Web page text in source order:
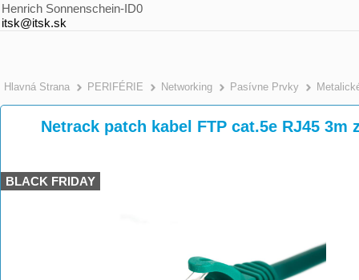
Henrich Sonnenschein-ID0
itsk@itsk.sk
Hlavná Strana >
PERIFÉRIE >
Networking >
Pasívne Prvky
Netrack patch kabel FTP cat.5e RJ45 3m
BLACK FRIDAY